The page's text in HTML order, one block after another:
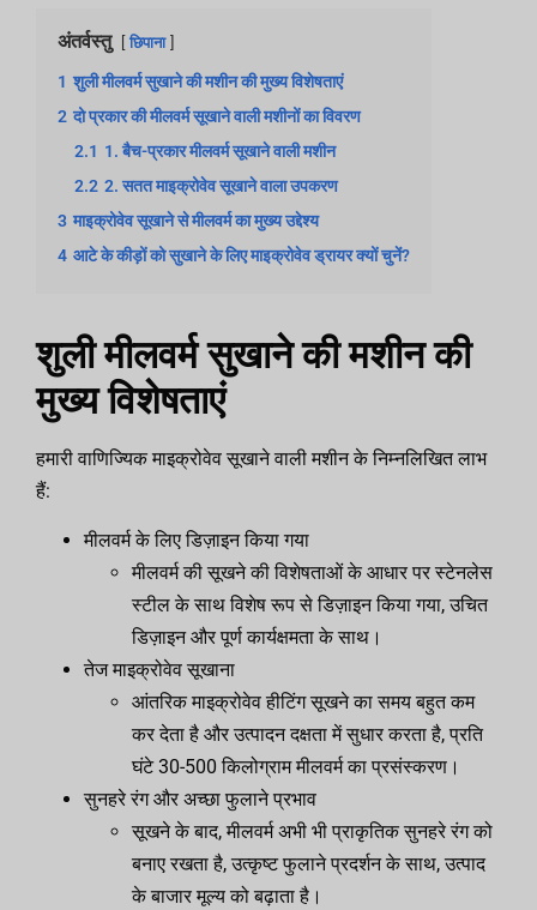
अंतर्वस्तु छिपाना
1 शुली मीलवर्म सुखाने की मशीन की मुख्य विशेषताएं
2 दो प्रकार की मीलवर्म सूखाने वाली मशीनों का विवरण
2.1 1. बैच-प्रकार मीलवर्म सूखाने वाली मशीन
2.2 2. सतत माइक्रोवेव सूखाने वाला उपकरण
3 माइक्रोवेव सूखाने से मीलवर्म का मुख्य उद्देश्य
4 आटे के कीड़ों को सुखाने के लिए माइक्रोवेव ड्रायर क्यों चुनें?
शुली मीलवर्म सुखाने की मशीन की
मुख्य विशेषताएं
हमारी वाणिज्यिक माइक्रोवेव सूखाने वाली मशीन के निम्नलिखित लाभ
हैं:
मीलवर्म के लिए डिज़ाइन किया गया
मीलवर्म की सूखने की विशेषताओं के आधार पर स्टेनलेस
स्टील के साथ विशेष रूप से डिज़ाइन किया गया, उचित
डिज़ाइन और पूर्ण कार्यक्षमता के साथ।
तेज माइक्रोवेव सूखाना
आंतरिक माइक्रोवेव हीटिंग सूखने का समय बहुत कम
कर देता है और उत्पादन दक्षता में सुधार करता है, प्रति
घंटे 30-500 किलोग्राम मीलवर्म का प्रसंस्करण।
सुनहरे रंग और अच्छा फुलाने प्रभाव
सूखने के बाद, मीलवर्म अभी भी प्राकृतिक सुनहरे रंग को
बनाए रखता है, उत्कृष्ट फुलाने प्रदर्शन के साथ, उत्पाद
के बाजार मूल्य को बढ़ाता है।